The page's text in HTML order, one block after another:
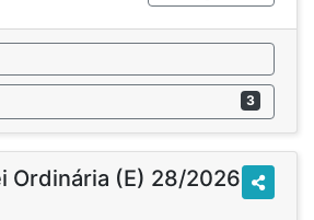
3
Ordinária (E) 28/2026